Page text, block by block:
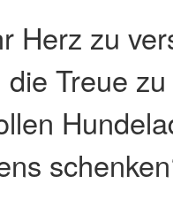
Herz zu
Treue